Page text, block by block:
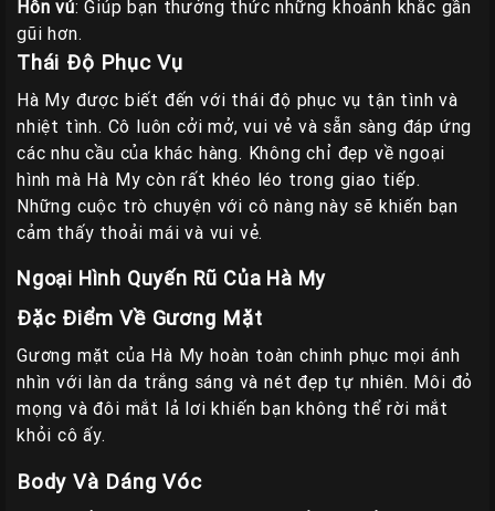
Hôn vú: Giúp bạn thưởng thức những khoảnh khắc gần
gũi hơn.
Thái Độ Phục Vụ
Hà My được biết đến với thái độ phục vụ tận tình và
nhiệt tình. Cô luôn cởi mở, vui vẻ và sẵn sàng đáp ứng
các nhu cầu của khác hàng. Không chỉ đẹp về ngoại
hình mà Hà My còn rất khéo léo trong giao tiếp.
Những cuộc trò chuyện với cô nàng này sẽ khiến bạn
cảm thấy thoải mái và vui vẻ.
Ngoại Hình Quyến Rũ Của Hà My
Đặc Điểm Về Gương Mặt
Gương mặt của Hà My hoàn toàn chinh phục mọi ánh
nhìn với làn da trắng sáng và nét đẹp tự nhiên. Môi đỏ
mọng và đôi mắt lả lơi khiến bạn không thể rời mắt
khỏi cô ấy.
Body Và Dáng Vóc